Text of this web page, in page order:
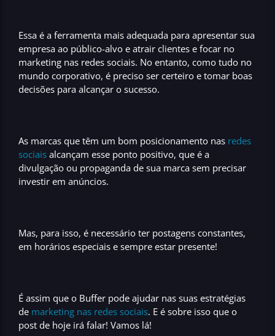
Essa é a ferramenta mais adequada para apresentar sua
empresa ao público-alvo e atrair clientes e focar no
marketing nas redes sociais. No entanto, como tudo no
mundo corporativo, é preciso ser certeiro e tomar boas
decisões para alcançar o sucesso.
As marcas que têm um bom posicionamento nas redes
sociais alcançam esse ponto positivo, que é a
divulgação ou propaganda de sua marca sem precisar
investir em anúncios.
Mas, para isso, é necessário ter postagens constantes,
em horários especiais e sempre estar presente!
É assim que o Buffer pode ajudar nas suas estratégias
de marketing nas redes sociais. E é sobre isso que o
post de hoje irá falar! Vamos lá!